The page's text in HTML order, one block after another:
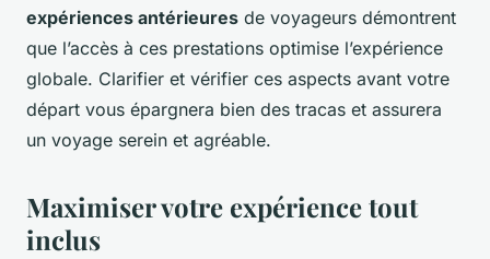
expériences antérieures de voyageurs démontrent
que l’accès à ces prestations optimise l’expérience
globale. Clarifier et vérifier ces aspects avant votre
départ vous épargnera bien des tracas et assurera
un voyage serein et agréable.
Maximiser votre expérience tout
inclus